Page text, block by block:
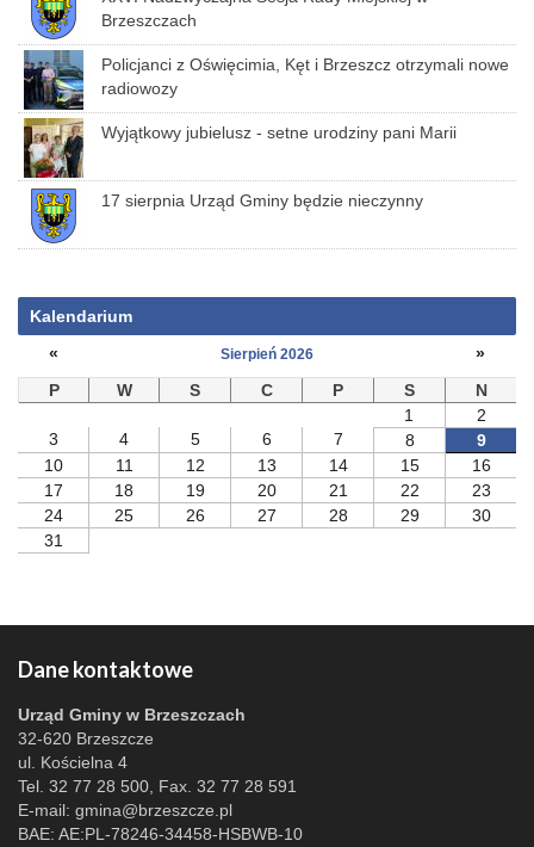
Brzeszczach
Policjanci z Oświęcimia, Kęt i Brzeszcz otrzymali nowe
radiowozy
Wyjątkowy jubielusz - setne urodziny pani Marii
17 sierpnia Urząd Gminy będzie nieczynny
Kalendarium
«
Sierpień 2026
»
P
W S C P S
N
1
2
3
4 5 6 7 8
9
10
11 12 13 14 15
16
17
18 19 20 21 22
23
24
25 26 27 28 29
30
31
Dane kontaktowe
Urząd Gminy w Brzeszczach
32-620 Brzeszcze
ul. Kościelna 4
Tel. 32 77 28 500, Fax. 32 77 28 591
E-mail: gmina@brzeszcze.pl
BAE: AE:PL-78246-34458-HSBWB-10